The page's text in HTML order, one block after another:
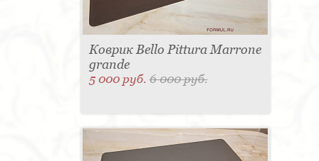
Коврик Bello Pittura Marrone
grande
5 000 руб.6 000 руб.